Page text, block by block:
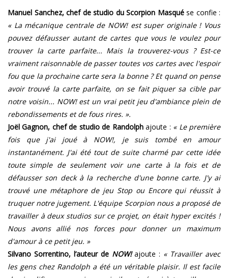
Manuel Sanchez, chef de studio du Scorpion Masquése confie :
« La mécanique centrale de NOW! est super originale ! Vous
pouvez défausser autant de cartes que vous le voulez pour
trouver la carte parfaite... Mais la trouverez-vous ? Est-ce
vraiment raisonnable de passer toutes vos cartes avec l'espoir
fou que la prochaine carte sera la bonne ? Et quand on pense
avoir trouvé la carte parfaite, on se fait piquer sa cible par
notre voisin... NOW! est un vrai petit jeu d'ambiance plein de
rebondissements et de fous rires. ».
Joël Gagnon, chef de studio de Randolphajoute : « Le première
fois que j'ai joué à NOW!, je suis tombé en amour
instantanément. J'ai été tout de suite charmé par cette idée
toute simple de seulement voir une carte à la fois et de
défausser son deck à la recherche d'une bonne carte. J'y ai
trouvé une métaphore de jeu Stop ou Encore qui réussit à
truquer notre jugement. L'équipe Scorpion nous a proposé de
travailler à deux studios sur ce projet, on était hyper excités !
Nous avons allié nos forces pour donner un maximum
d'amour à ce petit jeu. »
Silvano Sorrentino, l’auteur de NOW! ajoute : « Travailler avec
les gens chez Randolph a été un véritable plaisir. Il est facile